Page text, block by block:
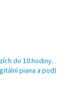
do 10.hodiny.
piana a pod)